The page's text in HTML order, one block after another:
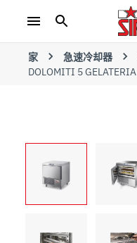
家 急速冷却器
DOLOMITI 5 GELATERIA